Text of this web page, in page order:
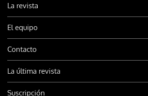
La revista
El equipo
Contacto
La última revista
Suscripción